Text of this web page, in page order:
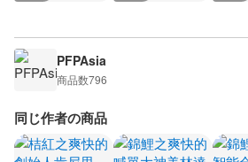
PFPAsia
商品数796
同じ作者の商品